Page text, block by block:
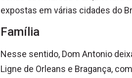
expostas em várias cidades do
Família
Nesse sentido, Dom Antonio
Ligne de Orleans e Bragança,